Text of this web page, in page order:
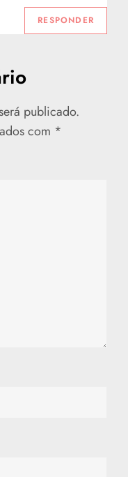
RESPONDER
publicado.
com *